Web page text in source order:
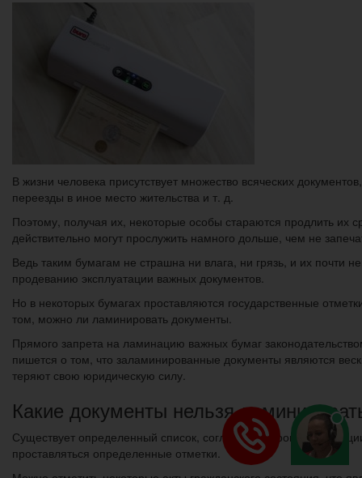
В жизни человека присутствует множество всяческих
переезды в иное место жительства и т. д.
Поэтому, получая их, некоторые особы стараются продлить их
действительно могут прослужить намного дольше, чем не
Ведь таким бумагам не страшна ни влага, ни грязь, и их почти
продеванию эксплуатации важных документов.
Но в некоторых бумагах проставляются государственные
том, можно ли ламинировать документы.
Прямого запрета на ламинацию важных бумаг
пишется о том, что заламинированные документы являются
теряют свою юридическую силу.
Какие документы нельзя
Существует определенный список, согласно которому
проставляться определенные отметки.